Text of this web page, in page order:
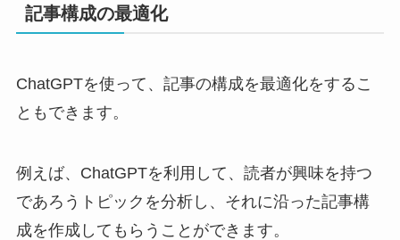
記事構成の最適化
ChatGPTを使って、記事の構成を最適化をするこ
ともできます。
例えば、ChatGPTを利用して、読者が興味を持つ
であろうトピックを分析し、それに沿った記事構
成を作成してもらうことができます。